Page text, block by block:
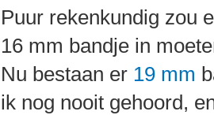
Puur rekenkundig zou
16 mm bandje in
Nu bestaan er 19 mm
ik nog nooit gehoord,